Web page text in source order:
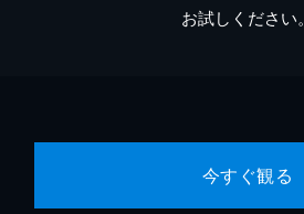
お試しください。
今すぐ観る